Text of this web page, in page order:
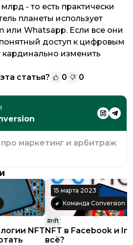
- то есть практически
планеты использует
или Whatsapp. Если все они
доступ к цифровым
кардинально изменить
статья?
0
0
маркетинг и арбитраж
NFT
15 марта 2023
Команда Conversion
#nft
NFT в Facebook и
всё?